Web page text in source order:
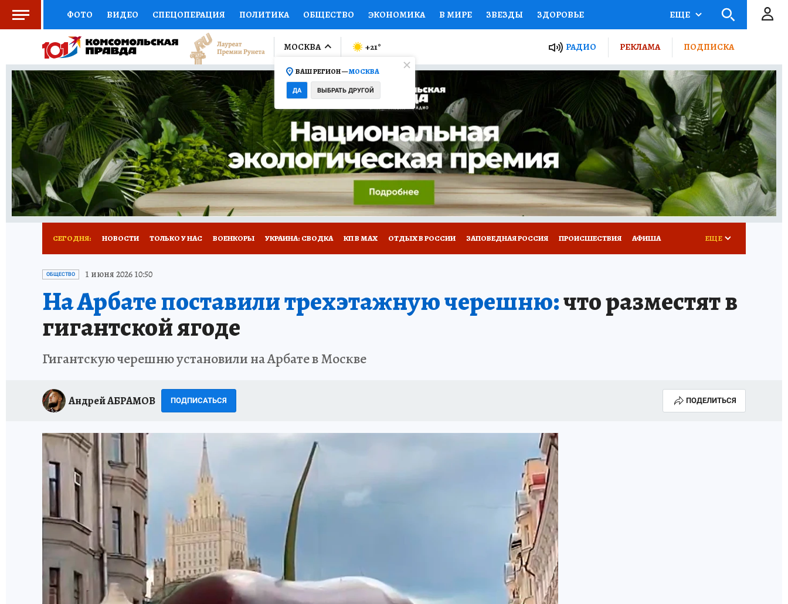
ФОТО ВИДЕО СПЕЦОПЕРАЦИЯ ПОЛИТИКА ОБЩЕСТВО ЭКОНОМИКА В МИРЕ ЗВЕЗДЫ ЗДОРОВЬЕ
СОЦПОДДЕРЖКА НАУКА СПОРТ КОЛУМНИСТЫ ПРОИСШЕСТВИЯ НАЦИОНАЛЬНЫЕ ПРОЕКТЫ РОССИИ АФИША
ВЫБОР ЭКСПЕРТОВ ДОКТОР ФИНАНСЫ ОТКРЫВАЕМ МИР Я ЗНАЮ СЕМЬЯ ЖЕНСКИЕ СЕКРЕТЫ ПУТЕВОДИТЕЛЬ
КНИЖНАЯ ПОЛКА ПРОГНОЗЫ НА СПОРТ ПРОМОКОДЫ СЕРИАЛЫ СПЕЦПРОЕКТЫ ДЕФИЦИТ ЖЕЛЕЗА ТУРИЗМ
ПРЕСС-ЦЕНТР НЕДВИЖИМОСТЬ ТЕЛЕВИЗОР КОЛЛЕКЦИИ КОНКУРСЫ РАБОТА У НАС ГИД ПОТРЕБИТЕЛЯ ВСЕ О КП
РАДИО КП РЕКЛАМА ТЕСТЫ НОВОЕ НА САЙТЕ
ЕЩЕ
МОСКВА
ВАШ РЕГИОН —МОСКВА
ДА ВЫБРАТЬ ДРУГОЙ
+21° РАДИО РЕКЛАМА ПОДПИСКА
СЕГОДНЯ: НОВОСТИ ТОЛЬКО У НАС ВОЕНКОРЫ УКРАИНА: СВОДКА КП В МАХ ОТДЫХ В РОССИИ ЗАПОВЕДНАЯ РОССИЯ ПРОИСШЕСТВИЯ АФИША
ИСПЫТАНО НА СЕБЕ
ЕЩЕ
ОБЩЕСТВО 1 июня 2026 10:50
На Арбате поставили трехэтажную черешню:что разместят в
гигантской ягоде
Гигантскую черешню установили на Арбате в Москве
Андрей АБРАМОВ ПОДПИСАТЬСЯ ПОДЕЛИТЬСЯ